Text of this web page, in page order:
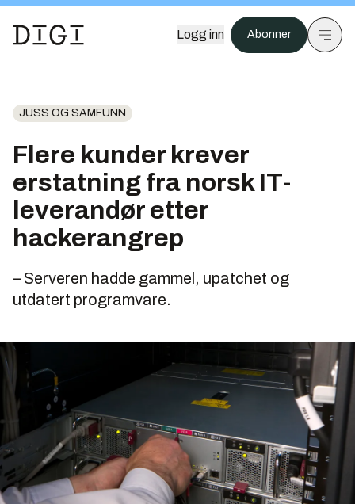
Logg inn Abonner
JUSS OG SAMFUNN
Flere kunder krever
erstatning fra norsk IT-
leverandør etter
hackerangrep
– Serveren hadde gammel, upatchet og
utdatert programvare.